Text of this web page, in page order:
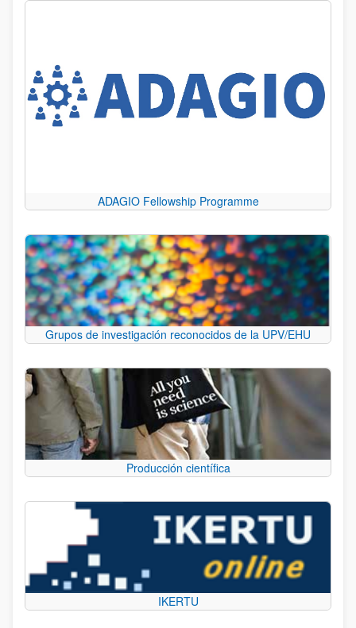
ADAGIO Fellowship Programme
Grupos de investigación reconocidos de la UPV/EHU
Producción científica
IKERTU